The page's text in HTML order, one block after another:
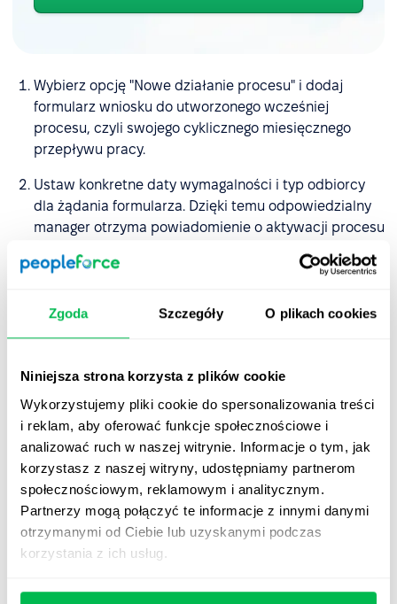
Zgoda Szczegóły O plikach cookies
Niniejsza strona korzysta z plików cookie
Wykorzystujemy pliki cookie do spersonalizowania treści
i reklam, aby oferować funkcje społecznościowe i
analizować ruch w naszej witrynie. Informacje o tym, jak
korzystasz z naszej witryny, udostępniamy partnerom
społecznościowym, reklamowym i analitycznym.
Partnerzy mogą połączyć te informacje z innymi danymi
otrzymanymi od Ciebie lub uzyskanymi podczas
korzystania z ich usług.
Wybierz opcję "Nowe działanie procesu" i dodaj
formularz wniosku do utworzonego wcześniej
procesu, czyli swojego cyklicznego miesięcznego
przepływu pracy.
Ustaw konkretne daty wymagalności i typ odbiorcy
dla żądania formularza. Dzięki temu odpowiedzialny
manager otrzyma powiadomienie o aktywacji procesu
terminu. Gdy żądanie formularza zostanie
otrzyma on wiadomość e-mail i powiadomienie w
Po przesłaniu naliczenia premii, informacje
w profilu pracownika oraz w miesięcznym raporcie
płacowym jako dodatki do wynagrodzenia. Dla
większej wygody wszystkie informacje możesz
również wyeksportować jako plik Excel lub CSV.
Przesyłanie formularza aktualizacji bonusu